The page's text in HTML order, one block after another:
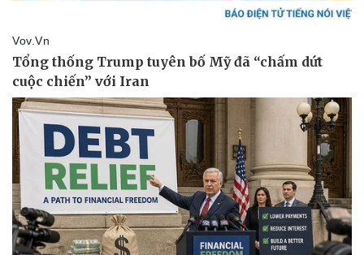
Sức khỏe
Dinh dưỡng - món ngon
Cây thuốc
Sản phụ khoa
Đời sống
Nhà đẹp
Blog
Tình yêu - Gia đình